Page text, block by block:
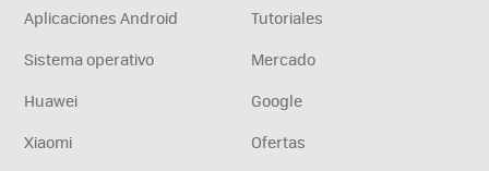
Aplicaciones Android
Tutoriales
Sistema operativo
Mercado
Huawei
Google
Xiaomi
Ofertas